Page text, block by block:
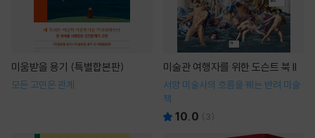
미움받을 용기 (특별합본판)
모든 고민은 관계
미술관 여행자를 위한 도슨트 북 II
서양 미술사의 흐름을 꿰는 반려 미술
책
10.0 ( 3)